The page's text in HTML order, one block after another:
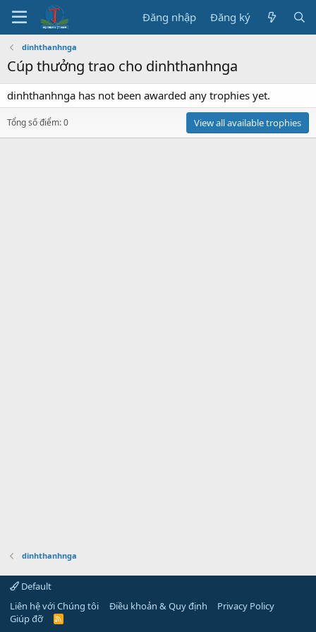
Đăng nhập Đăng ký
dinhthanhnga
Cúp thưởng trao cho dinhthanhnga
dinhthanhnga has not been awarded any trophies yet.
Tổng số điểm: 0 View all available trophies
dinhthanhnga
Default
Liên hệ với Chúng tôi
Điều khoản & Quy định
Privacy Policy
Giúp đỡ
R